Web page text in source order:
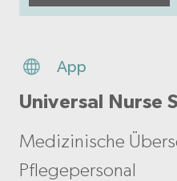
App
Universal Nurse
Medizinische
Pflegepersonal